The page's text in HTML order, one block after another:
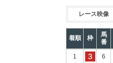
レース映像
着順 枠
馬
番
1 6